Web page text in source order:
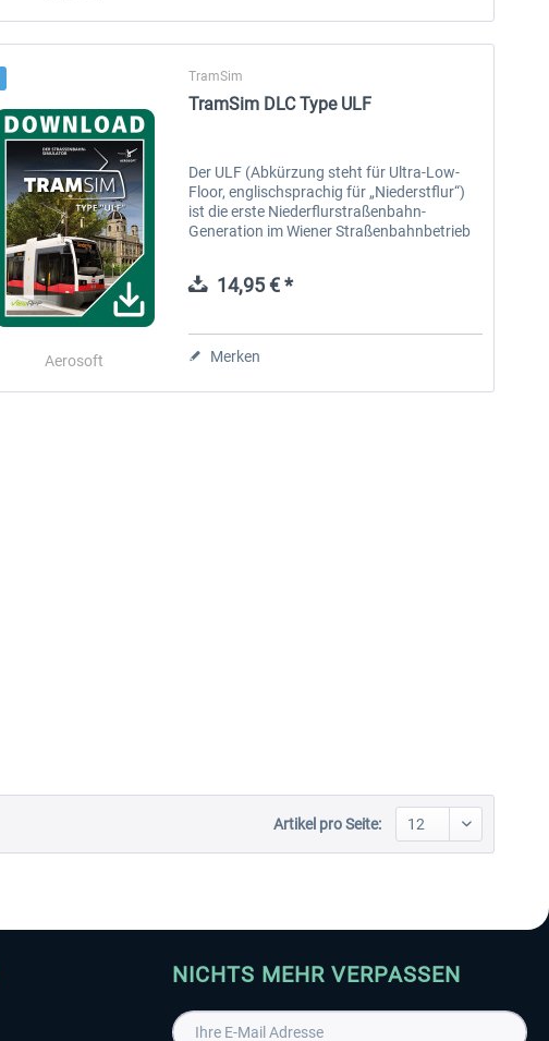
Aerosoft
TramSim
TramSim DLC Type ULF
Der ULF (Abkürzung steht für Ultra-Low-
Floor, englischsprachig für „Niederstflur“)
ist die erste Niederflurstraßenbahn-
Generation im Wiener Straßenbahnbetrieb
14,95 € *
Merken
Artikel pro Seite:
NICHTS MEHR VERPASSEN